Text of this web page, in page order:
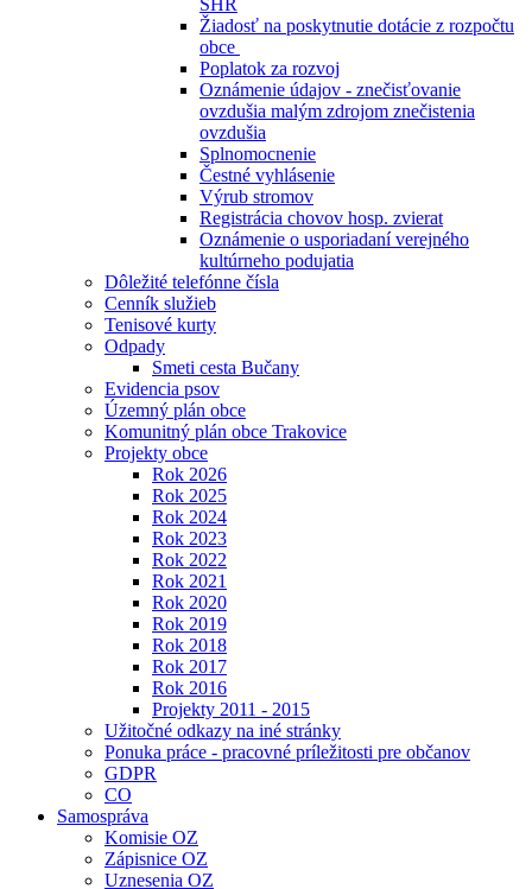
SHR
Žiadosť na poskytnutie dotácie z rozpočtu
obce
Poplatok za rozvoj
Oznámenie údajov - znečisťovanie
ovzdušia malým zdrojom znečistenia
ovzdušia
Splnomocnenie
Čestné vyhlásenie
Výrub stromov
Registrácia chovov hosp. zvierat
Oznámenie o usporiadaní verejného
kultúrneho podujatia
Dôležité telefónne čísla
Cenník služieb
Tenisové kurty
Odpady
Smeti cesta Bučany
Evidencia psov
Územný plán obce
Komunitný plán obce Trakovice
Projekty obce
Rok 2026
Rok 2025
Rok 2024
Rok 2023
Rok 2022
Rok 2021
Rok 2020
Rok 2019
Rok 2018
Rok 2017
Rok 2016
Projekty 2011 - 2015
Užitočné odkazy na iné stránky
Ponuka práce - pracovné príležitosti pre občanov
GDPR
CO
Samospráva
Komisie OZ
Zápisnice OZ
Uznesenia OZ